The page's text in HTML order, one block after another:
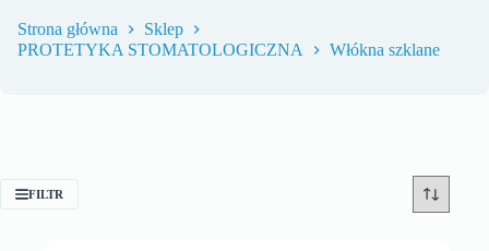
Strona główna
Sklep
PROTETYKA STOMATOLOGICZNA
Włókna szklane
FILTR